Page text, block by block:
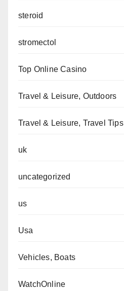
steroid
stromectol
Top Online Casino
Travel & Leisure, Outdoors
Travel & Leisure, Travel Tips
uk
uncategorized
us
Usa
Vehicles, Boats
WatchOnline